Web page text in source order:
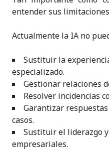
entender sus
Actualmente la IA no
Sustituir la
especializado.
Gestionar relaciones
Resolver incidencias
Garantizar
casos.
Sustituir el liderazgo
empresariales.